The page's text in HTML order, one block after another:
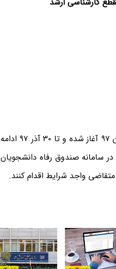
وی ادامه داد: مهلت ثبت نام وام شهریه دانشجویی از تاریخ یک آبان ۹۷ آغاز شده و تا ۳۰ آذر ۹۷ ادامه
سامانه صندوق رفاه دانشجویان